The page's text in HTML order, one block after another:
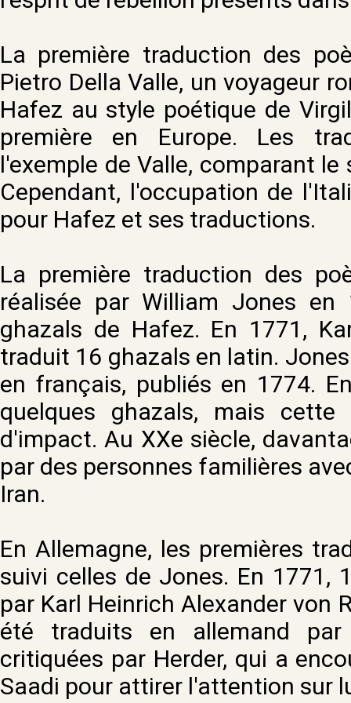
La première traduction des
Pietro Della Valle, un voyageur
Hafez au style poétique de
première en Europe. Les
l'exemple de Valle, comparant
Cependant, l'occupation de
pour Hafez et ses traductions.
La première traduction des
réalisée par William Jones
ghazals de Hafez. En 1771,
traduit 16 ghazals en latin.
en français, publiés en 1774.
quelques ghazals, mais
d'impact. Au XXe siècle,
par des personnes familières
Iran.
En Allemagne, les premières
suivi celles de Jones. En
par Karl Heinrich Alexander von
été traduits en allemand
critiquées par Herder, qui a
Saadi pour attirer l'attention sur